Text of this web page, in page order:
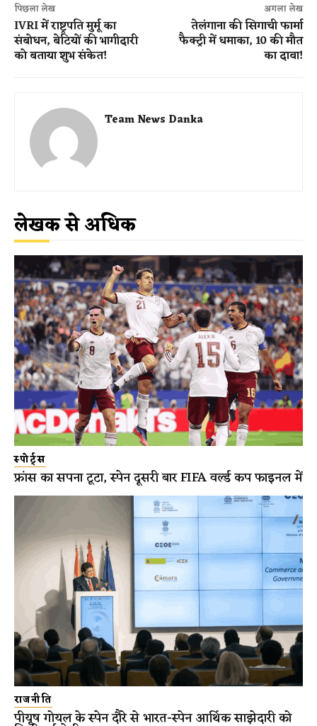
पिछला लेख
IVRI में राष्ट्रपति मुर्मू का
संबोधन, बेटियों की भागीदारी
को बताया शुभ संकेत!
अगला लेख
तेलंगाना की सिगाची फार्मा
फैक्ट्री में धमाका, 10 की मौत
का दावा!
Team News Danka
लेखक से अधिक
स्पोर्ट्स
फ्रांस का सपना टूटा, स्पेन दूसरी बार FIFA वर्ल्ड कप फाइनल में
राजनीति
पीयूष गोयल के स्पेन दौरे से भारत-स्पेन आर्थिक साझेदारी को